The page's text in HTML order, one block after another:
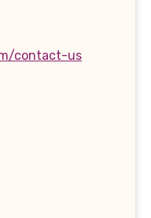
contact-us